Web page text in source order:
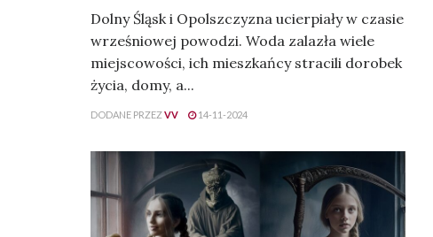
Dolny Śląsk i Opolszczyzna ucierpiały w czasie
wrześniowej powodzi. Woda zalazła wiele
miejscowości, ich mieszkańcy stracili dorobek
życia, domy, a...
DODANE PRZEZVV 14-11-2024